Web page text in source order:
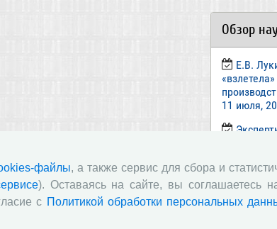
Обзор
Е.В.
11 июля,
В.Н.
вероятные
файлы, а также сервис для сбора и
). Оставаясь на сайте, вы соглашаетесь
с Политикой обработки персональных